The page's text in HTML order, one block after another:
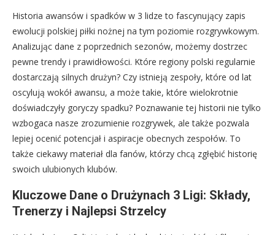
Historia awansów i spadków w 3 lidze to fascynujący zapis
ewolucji polskiej piłki nożnej na tym poziomie rozgrywkowym.
Analizując dane z poprzednich sezonów, możemy dostrzec
pewne trendy i prawidłowości. Które regiony polski regularnie
dostarczają silnych drużyn? Czy istnieją zespoły, które od lat
oscylują wokół awansu, a może takie, które wielokrotnie
doświadczyły goryczy spadku? Poznawanie tej historii nie tylko
wzbogaca nasze zrozumienie rozgrywek, ale także pozwala
lepiej ocenić potencjał i aspiracje obecnych zespołów. To
także ciekawy materiał dla fanów, którzy chcą zgłębić historię
swoich ulubionych klubów.
Kluczowe Dane o Drużynach 3 Ligi: Składy,
Trenerzy i Najlepsi Strzelcy